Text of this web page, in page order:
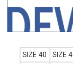
SIZE 40 SIZE